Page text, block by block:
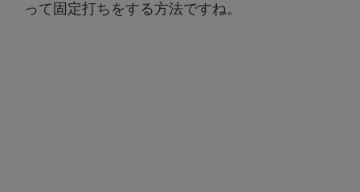
って固定打ちをする方法ですね。